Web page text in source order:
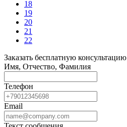
18
19
20
21
22
Заказать бесплатную консультацию
Имя, Отчество, Фамилия
Телефон
Email